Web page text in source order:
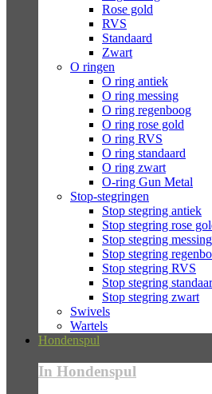
Rose gold
RVS
Standaard
Zwart
O ringen
O ring antiek
O ring messing
O ring regenboog
O ring rose gold
O ring RVS
O ring standaard
O ring zwart
O-ring Gun Metal
Stop-stegringen
Stop stegring antiek
Stop stegring rose
Stop stegring messing
Stop stegring
Stop stegring RVS
Stop stegring
Stop stegring zwart
Swivels
Wartels
Hondenspul
In Hondenspul